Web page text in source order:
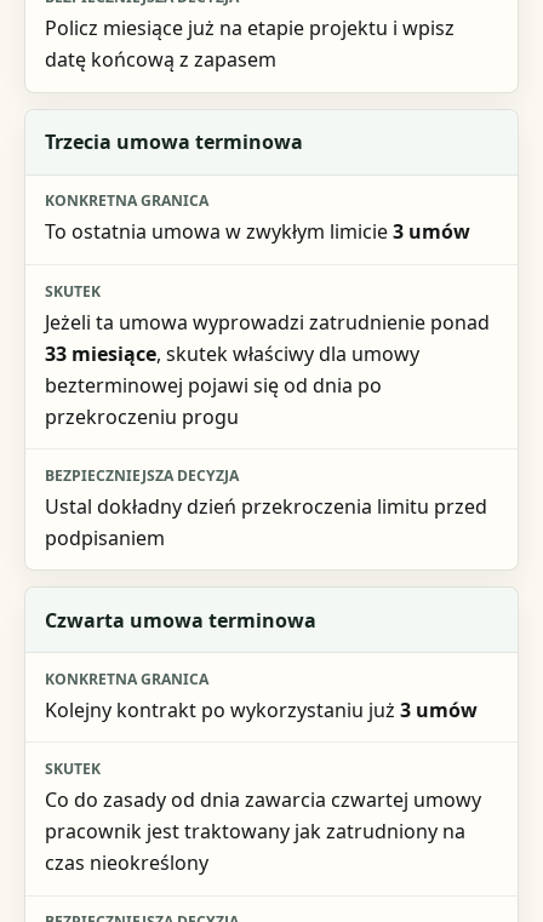
Policz miesiące już na etapie projektu i wpisz
datę końcową z zapasem
Trzecia umowa terminowa
To ostatnia umowa w zwykłym limicie3 umów
Jeżeli ta umowa wyprowadzi zatrudnienie ponad
33 miesiące, skutek właściwy dla umowy
bezterminowej pojawi się od dnia po
przekroczeniu progu
Ustal dokładny dzień przekroczenia limitu przed
podpisaniem
Czwarta umowa terminowa
Kolejny kontrakt po wykorzystaniu już 3 umów
Co do zasady od dnia zawarcia czwartej umowy
pracownik jest traktowany jak zatrudniony na
czas nieokreślony